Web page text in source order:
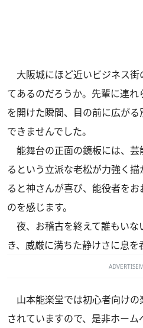
大阪城にほど近いビジネス街
てあるのだろうか。先輩に連
を開けた瞬間、目の前に広が
できませんでした。
能舞台の正面の鏡板には、芸
るという立派な老松が力強く
ると神さんが喜び、能役者を
のを感じます。
夜、お稽古を終えて誰もいな
き、威厳に満ちた静けさに息を
山本能楽堂では初心者向けの
されていますので、是非ホー